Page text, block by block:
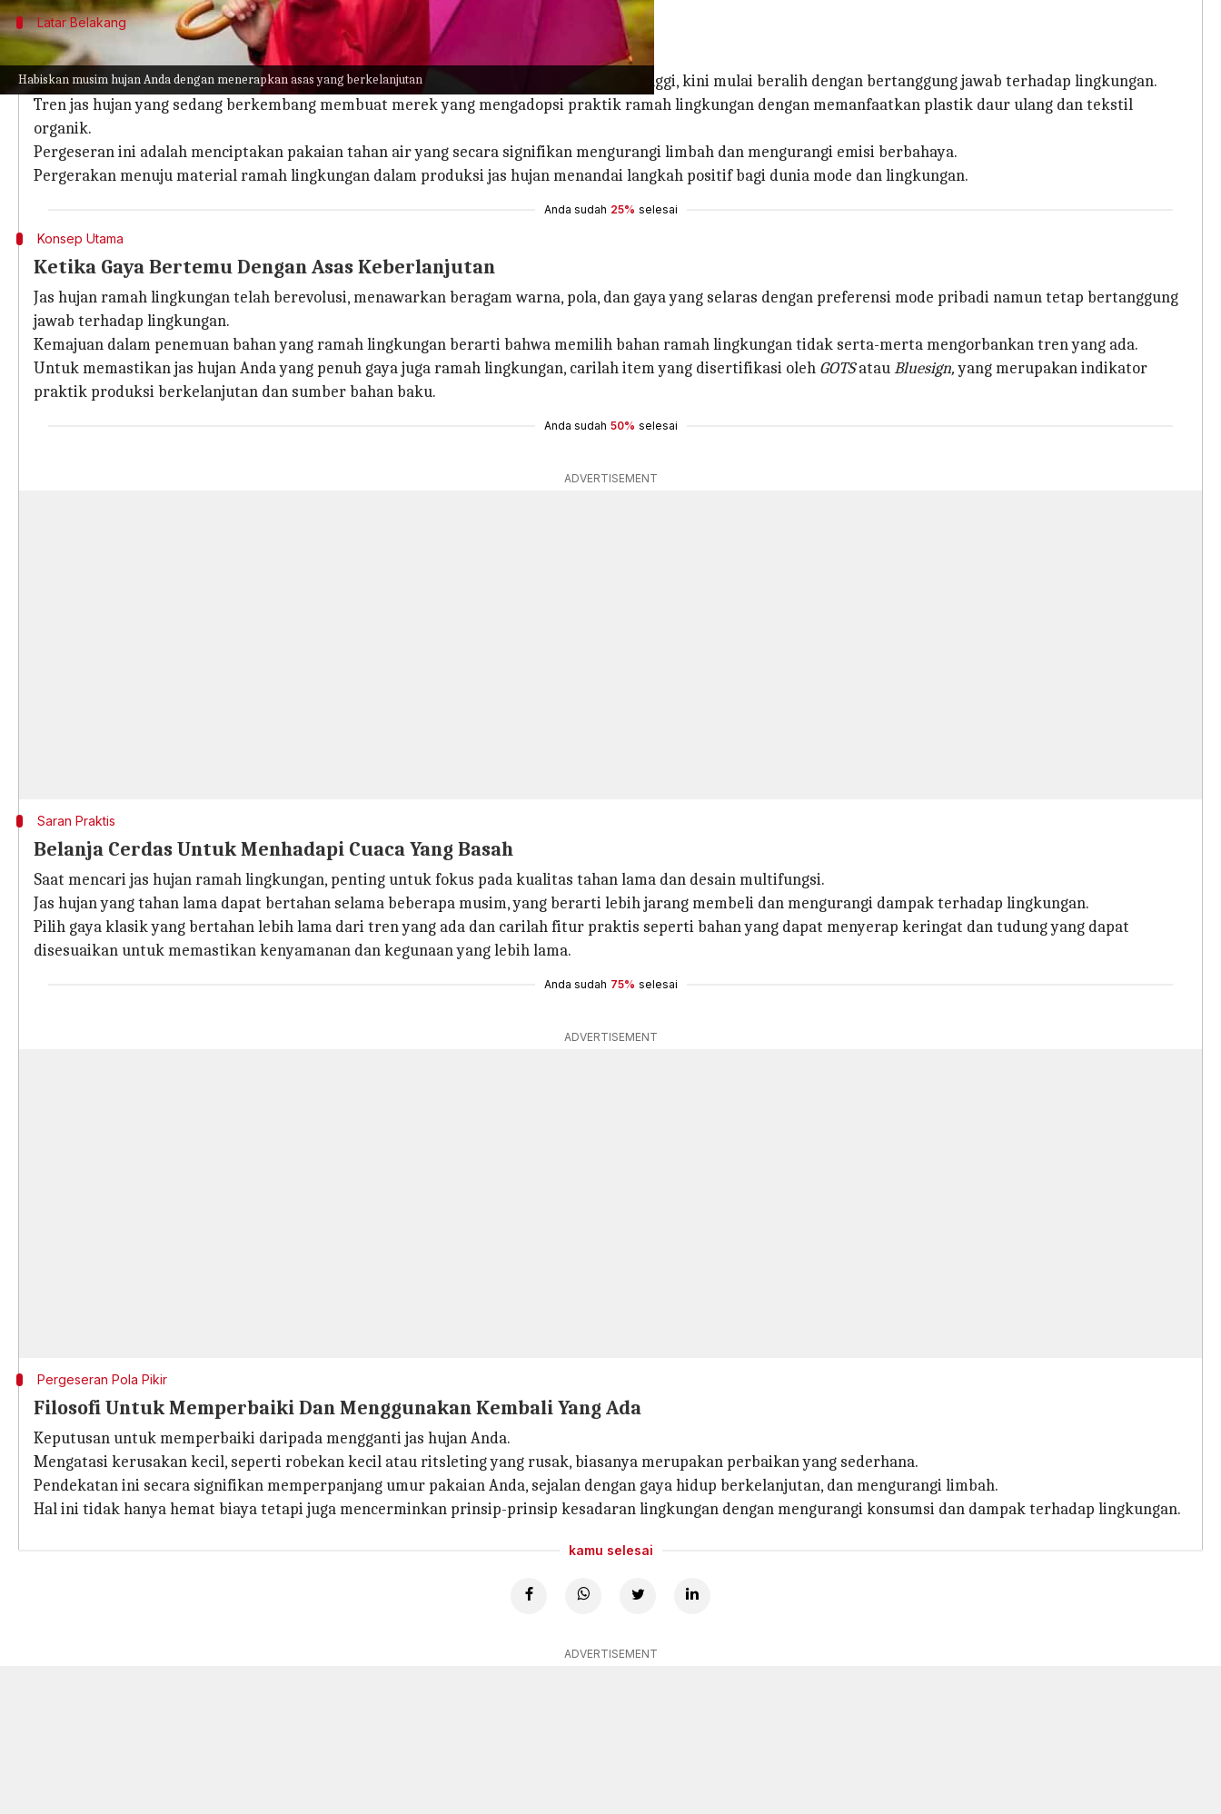
Habiskan musim hujan Anda dengan menerapkan asas yang berkelanjutan
Latar Belakang
Munculnya Jas Hujanyang Ramah Lingkungan
Industri fesyen, yang secara historis merupakan pencemar lingkungan di deretan tertinggi, kini mulai beralih dengan bertanggung jawab terhadap lingkungan.
Tren jas hujan yang sedang berkembang membuat merek yang mengadopsi praktik ramah lingkungan dengan memanfaatkan plastik daur ulang dan tekstil
organik.
Pergeseran ini adalah menciptakan pakaian tahan air yang secara signifikan mengurangi limbah dan mengurangi emisi berbahaya.
Pergerakan menuju material ramah lingkungan dalam produksi jas hujan menandai langkah positif bagi dunia mode dan lingkungan.
Anda sudah 25% selesai
Konsep Utama
Ketika Gaya Bertemu Dengan Asas Keberlanjutan
Jas hujan ramah lingkungan telah berevolusi, menawarkan beragam warna, pola, dan gaya yang selaras dengan preferensi mode pribadi namun tetap bertanggung
jawab terhadap lingkungan.
Kemajuan dalam penemuan bahan yang ramah lingkungan berarti bahwa memilih bahan ramah lingkungan tidak serta-merta mengorbankan tren yang ada.
Untuk memastikan jas hujan Anda yang penuh gaya juga ramah lingkungan, carilah item yang disertifikasi oleh GOTSatauBluesign,yang merupakan indikator
praktik produksi berkelanjutan dan sumber bahan baku.
Anda sudah 50% selesai
ADVERTISEMENT
Saran Praktis
Belanja Cerdas Untuk Menhadapi Cuaca Yang Basah
Saat mencari jas hujan ramah lingkungan, penting untuk fokus pada kualitas tahan lama dan desain multifungsi.
Jas hujan yang tahan lama dapat bertahan selama beberapa musim, yang berarti lebih jarang membeli dan mengurangi dampak terhadap lingkungan.
Pilih gaya klasik yang bertahan lebih lama dari tren yang ada dan carilah fitur praktis seperti bahan yang dapat menyerap keringat dan tudung yang dapat
disesuaikan untuk memastikan kenyamanan dan kegunaan yang lebih lama.
Anda sudah 75% selesai
ADVERTISEMENT
Pergeseran Pola Pikir
Filosofi Untuk Memperbaiki Dan Menggunakan Kembali Yang Ada
Keputusan untuk memperbaiki daripada mengganti jas hujan Anda.
Mengatasi kerusakan kecil, seperti robekan kecil atau ritsleting yang rusak, biasanya merupakan perbaikan yang sederhana.
Pendekatan ini secara signifikan memperpanjang umur pakaian Anda, sejalan dengan gaya hidup berkelanjutan, dan mengurangi limbah.
Hal ini tidak hanya hemat biaya tetapi juga mencerminkan prinsip-prinsip kesadaran lingkungan dengan mengurangi konsumsi dan dampak terhadap lingkungan.
kamu selesai
ADVERTISEMENT